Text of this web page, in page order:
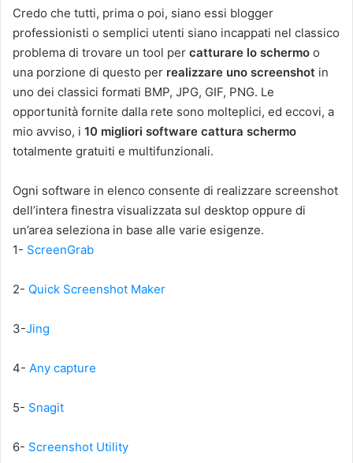
Credo che tutti, prima o poi, siano essi blogger
professionisti o semplici utenti siano incappati nel classico
problema di trovare un tool per catturare lo schermo o
una porzione di questo per realizzare uno screenshot in
uno dei classici formati BMP, JPG, GIF, PNG. Le
opportunità fornite dalla rete sono molteplici, ed eccovi, a
mio avviso, i 10 migliori software cattura schermo
totalmente gratuiti e multifunzionali.
Ogni software in elenco consente di realizzare screenshot
dell’intera finestra visualizzata sul desktop oppure di
un’area seleziona in base alle varie esigenze.
1- ScreenGrab
2- Quick Screenshot Maker
3-Jing
4- Any capture
5- Snagit
6- Screenshot Utility